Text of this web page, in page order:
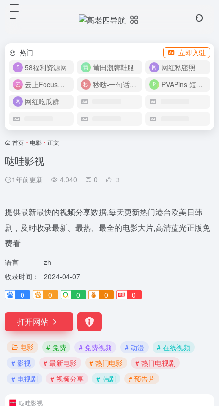
热门
立即入驻
58福利资源网
莆田潮牌鞋服
网红私密照
云上Focus接码平台
秒哒-一句话做应用
PVAPins 短信接码平台
网红吃瓜群
首页 • 电影 • 正文
哒哇影视
1年前更新 4,040 0 3
提供最新最快的视频分享数据,每天更新热门港台欧美日韩
剧，及时收录最新、最热、最全的电影大片,高清蓝光正版免
费看
语言：
zh
收录时间：
2024-04-07
0
0 0 0 0
打开网站
电影 # 免费 # 免费视频 # 动漫
# 在线视频
# 影视
# 最新电影 # 热门电影
# 热门电视剧
# 电视剧
# 视频分享 # 韩剧 # 预告片
哒哇影视